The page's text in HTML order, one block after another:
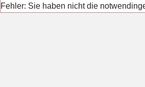
Fehler: Sie haben nicht die